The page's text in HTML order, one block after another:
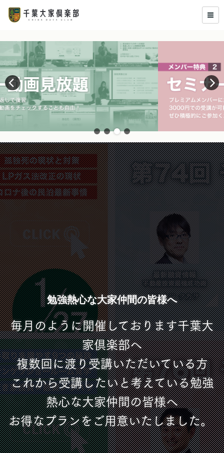
勉強熱心な大家仲間の皆様へ
毎月のように開催しております千葉大
家倶楽部へ
複数回に渡り受講いただいている方
これから受講したいと考えている勉強
熱心な大家仲間の皆様へ
お得なプランをご用意いたしました。